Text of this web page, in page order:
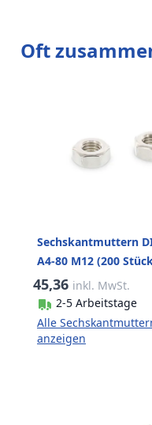
Oft
Sechskantmuttern
A4-80 M12 (200
45,36 inkl. MwSt.
2-5 Arbeitstage
Alle
anzeigen